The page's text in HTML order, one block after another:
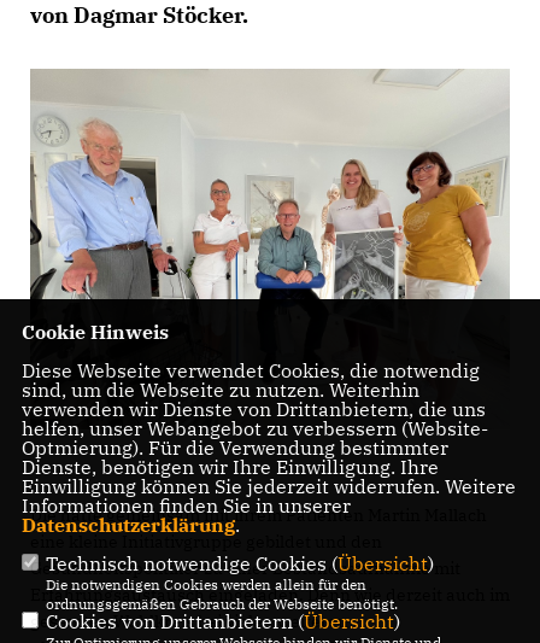
von Dagmar Stöcker.
Die hatte gemeinsam mit ihrem Patienten Martin Mallach
eine kleine Initiativgruppe gebildet und den
Gesundheitspolitiker zu einer Bestandsaufnahme mit
Erfahrungsaustausch eingeladen. Denn wie derzeit auch im
gesamten Wahlkreis bei vielen weiteren
Cookie Hinweis
Diese Webseite verwendet Cookies, die notwendig
sind, um die Webseite zu nutzen. Weiterhin
verwenden wir Dienste von Drittanbietern, die uns
helfen, unser Webangebot zu verbessern (Website-
Optmierung). Für die Verwendung bestimmter
Dienste, benötigen wir Ihre Einwilligung. Ihre
Einwilligung können Sie jederzeit widerrufen. Weitere
Informationen finden Sie in unserer
Datenschutzerklärung.
Technisch notwendige Cookies (Übersicht)
Die notwendigen Cookies werden allein für den
ordnungsgemäßen Gebrauch der Webseite benötigt.
Cookies von Drittanbietern (Übersicht)